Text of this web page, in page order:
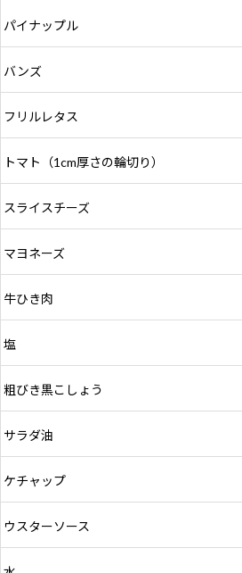
パイナップル
バンズ
フリルレタス
トマト（1cm厚さの輪切り）
スライスチーズ
マヨネーズ
牛ひき肉
塩
粗びき黒こしょう
サラダ油
ケチャップ
ウスターソース